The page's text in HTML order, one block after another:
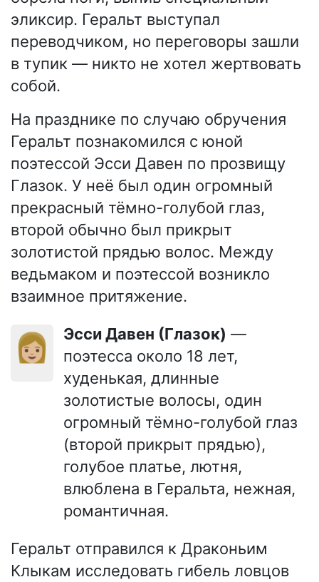
эликсир. Геральт выступал
переводчиком, но переговоры зашли
в тупик — никто не хотел жертвовать
собой.
На празднике по случаю обручения
Геральт познакомился с юной
поэтессой Эсси Давен по прозвищу
Глазок. У неё был один огромный
прекрасный тёмно-голубой глаз,
второй обычно был прикрыт
золотистой прядью волос. Между
ведьмаком и поэтессой возникло
взаимное притяжение.
👩🏼 Эсси Давен (Глазок) —
поэтесса около 18 лет,
худенькая, длинные
золотистые волосы, один
огромный тёмно-голубой глаз
(второй прикрыт прядью),
голубое платье, лютня,
влюблена в Геральта, нежная,
романтичная.
Геральт отправился к Драконьим
Клыкам исследовать гибель ловцов